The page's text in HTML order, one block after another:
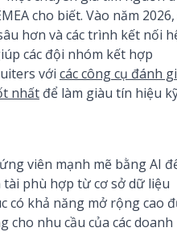
cho biết. Vào năm 2026,
hơn và các trình kết nối
các đội nhóm kết hợp
với các công cụ đánh
nhất để làm giàu tín hiệu
viên mạnh mẽ bằng AI
tài phù hợp từ cơ sở dữ liệu
có khả năng mở rộng cao
cho nhu cầu của các doanh